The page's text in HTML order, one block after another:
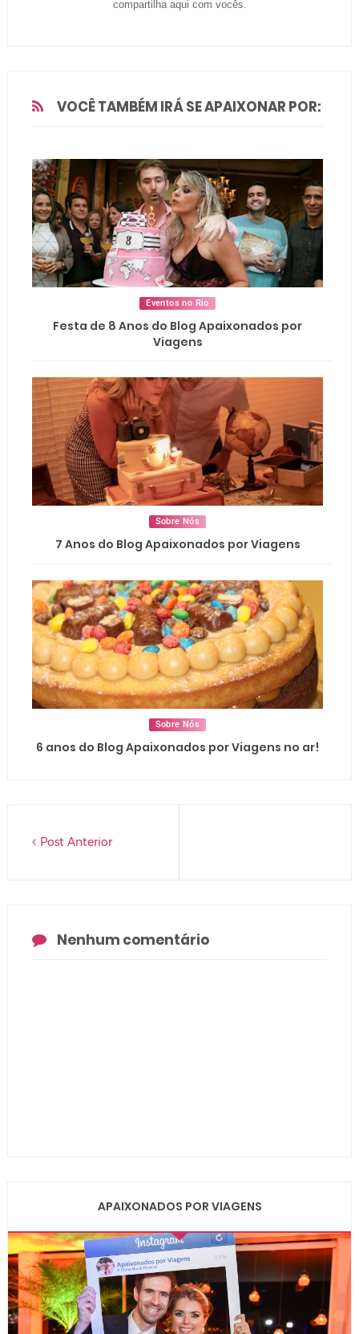
compartilha aqui com vocês.
VOCÊ TAMBÉM IRÁ SE APAIXONAR POR:
Eventos no Rio
Festa de 8 Anos do Blog Apaixonados por
Viagens
Sobre Nós
7 Anos do Blog Apaixonados por Viagens
Sobre Nós
6 anos do Blog Apaixonados por Viagens no ar!
Post Anterior
Nenhum comentário
APAIXONADOS POR VIAGENS